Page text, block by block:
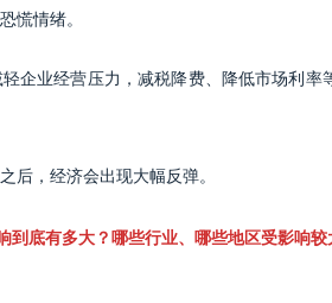
慌情绪。
企业经营压力，减税降费、降低市场利
后，经济会出现大幅反弹。
底有多大？哪些行业、哪些地区受影响较